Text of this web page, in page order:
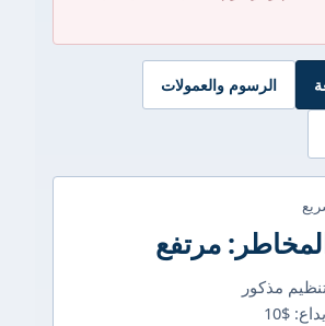
الرسوم والعمولات
مرتفع
مذكور
$10